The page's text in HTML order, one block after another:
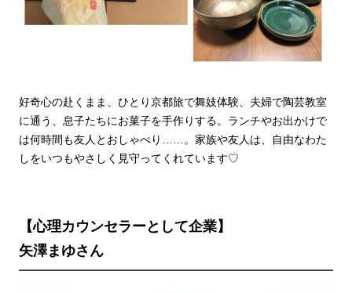
好奇心の赴くまま、ひとり京都旅で舞妓体験、夫婦で陶芸教室
に通う、息子たちにお菓子を手作りする。ランチやお出かけで
は何時間も友人とおしゃべり……。家族や友人は、自由なわた
しをいつもやさしく見守ってくれています♡
【心理カウンセラーとして企業】
矢澤まゆさん